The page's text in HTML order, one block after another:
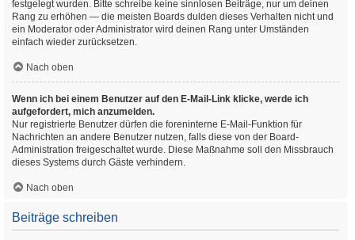
festgelegt wurden. Bitte schreibe keine sinnlosen Beiträge, nur um deinen
Rang zu erhöhen — die meisten Boards dulden dieses Verhalten nicht und
ein Moderator oder Administrator wird deinen Rang unter Umständen
einfach wieder zurücksetzen.
Nach oben
Wenn ich bei einem Benutzer auf den E-Mail-Link klicke, werde ich
aufgefordert, mich anzumelden.
Nur registrierte Benutzer dürfen die foreninterne E-Mail-Funktion für
Nachrichten an andere Benutzer nutzen, falls diese von der Board-
Administration freigeschaltet wurde. Diese Maßnahme soll den Missbrauch
dieses Systems durch Gäste verhindern.
Nach oben
Beiträge schreiben